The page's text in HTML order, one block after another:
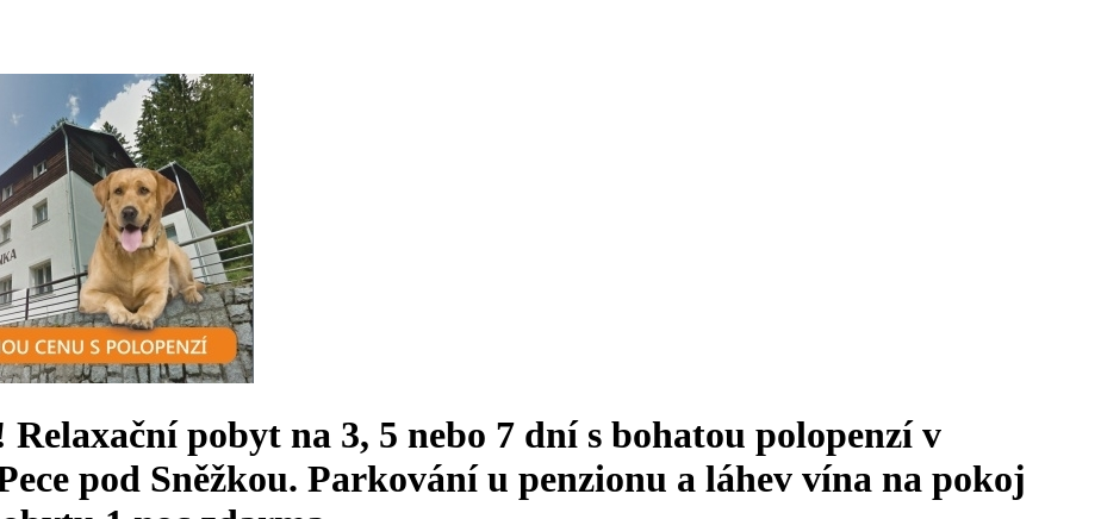
pobyt na 3, 5 nebo 7 dní s bohatou polopenzí v
pod Sněžkou. Parkování u penzionu a láhev vína na pokoj